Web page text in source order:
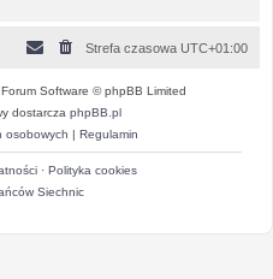
Strefa czasowa UTC+01:00
Software © phpBB Limited
dostarcza phpBB.pl
osobowych | Regulamin
· Polityka cookies
Siechnic